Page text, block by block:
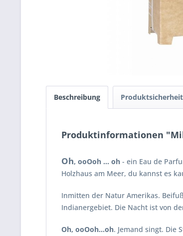
Beschreibung Produktsicherheit
Produktinformationen
Oh, ooOoh ... oh - ein Eau de
Holzhaus am Meer, du kannst es
Inmitten der Natur Amerikas.
Indianergebiet. Die Nacht ist von
Oh, ooOoh...oh. Jemand singt. Die